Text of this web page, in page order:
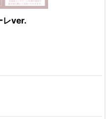
レver.